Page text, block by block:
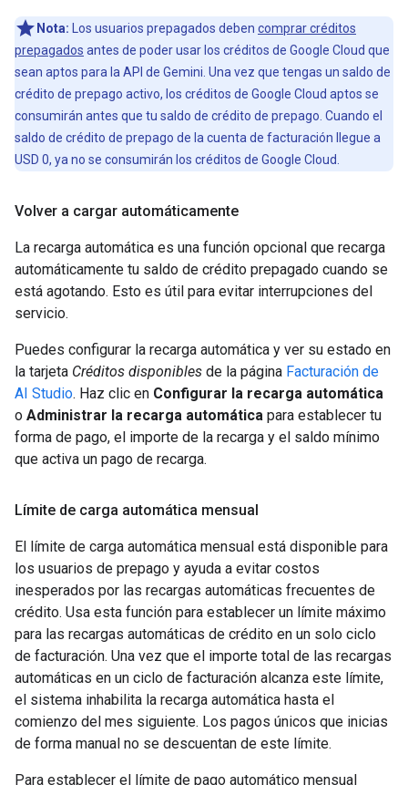
Nota: Los usuarios prepagados deben comprar créditos
prepagados antes de poder usar los créditos de Google Cloud que
sean aptos para la API de Gemini. Una vez que tengas un saldo de
crédito de prepago activo, los créditos de Google Cloud aptos se
consumirán antes que tu saldo de crédito de prepago. Cuando el
saldo de crédito de prepago de la cuenta de facturación llegue a
USD 0, ya no se consumirán los créditos de Google Cloud.
Volver a cargar automáticamente
La recarga automática es una función opcional que recarga
automáticamente tu saldo de crédito prepagado cuando se
está agotando. Esto es útil para evitar interrupciones del
servicio.
Puedes configurar la recarga automática y ver su estado en
la tarjeta Créditos disponibles de la página Facturación de
AI Studio. Haz clic en Configurar la recarga automática
o Administrar la recarga automática para establecer tu
forma de pago, el importe de la recarga y el saldo mínimo
que activa un pago de recarga.
Límite de carga automática mensual
El límite de carga automática mensual está disponible para
los usuarios de prepago y ayuda a evitar costos
inesperados por las recargas automáticas frecuentes de
crédito. Usa esta función para establecer un límite máximo
para las recargas automáticas de crédito en un solo ciclo
de facturación. Una vez que el importe total de las recargas
automáticas en un ciclo de facturación alcanza este límite,
el sistema inhabilita la recarga automática hasta el
comienzo del mes siguiente. Los pagos únicos que inicias
de forma manual no se descuentan de este límite.
Para establecer el límite de pago automático mensual